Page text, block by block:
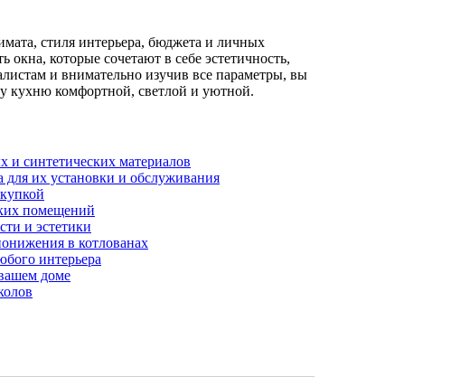
стиля интерьера, бюджета и личных
которые сочетают в себе эстетичность,
и внимательно изучив все параметры, вы
кухню комфортной, светлой и уютной.
и синтетических материалов
их установки и обслуживания
помещений
и эстетики
в котлованах
интерьера
доме